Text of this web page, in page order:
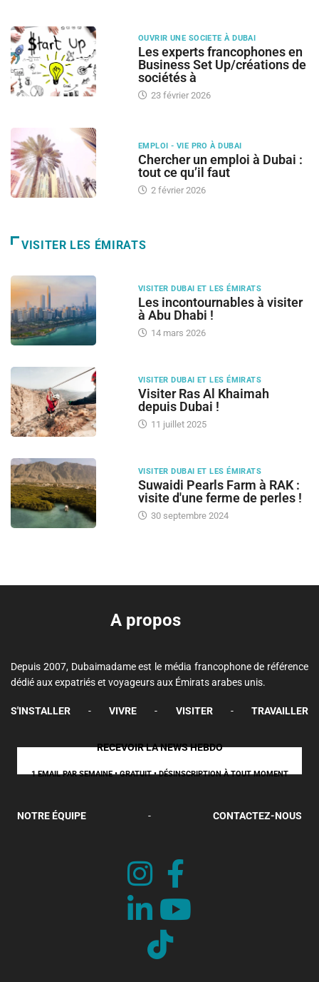
OUVRIR UNE SOCIETE À DUBAI
Les experts francophones en
Business Set Up/créations de
sociétés à
23 février 2026
EMPLOI - VIE PRO À DUBAI
Chercher un emploi à Dubai :
tout ce qu’il faut
2 février 2026
VISITER LES ÉMIRATS
VISITER DUBAI ET LES ÉMIRATS
Les incontournables à visiter
à Abu Dhabi !
14 mars 2026
VISITER DUBAI ET LES ÉMIRATS
Visiter Ras Al Khaimah
depuis Dubai !
11 juillet 2025
VISITER DUBAI ET LES ÉMIRATS
Suwaidi Pearls Farm à RAK :
visite d'une ferme de perles !
30 septembre 2024
A propos
Depuis 2007, Dubaimadame est le média francophone de référence
dédié aux expatriés et voyageurs aux Émirats arabes unis.
S'INSTALLER - VIVRE - VISITER - TRAVAILLER
RECEVOIR LA NEWS HEBDO
1 EMAIL PAR SEMAINE • GRATUIT • DÉSINSCRIPTION À TOUT MOMENT
NOTRE ÉQUIPE - CONTACTEZ-NOUS